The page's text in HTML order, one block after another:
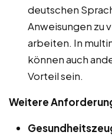
deutschen
Anweisungen zu
arbeiten. In
können auch
Vorteil sein.
Weitere